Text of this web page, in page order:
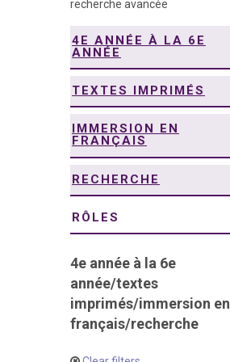
recherche avancée
4E ANNÉE À LA 6E
ANNÉE
TEXTES IMPRIMÉS
IMMERSION EN
FRANÇAIS
RECHERCHE
RÔLES
4e année à la 6e
année/textes
imprimés/immersion en
français/recherche